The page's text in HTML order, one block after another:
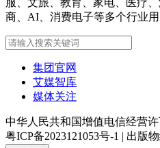
商、AI、消费电子等多个行业用
集团官网
艾媒智库
媒体关注
中华人民共和国增值电信经营
粤ICP备2023121053号-1 | 出版